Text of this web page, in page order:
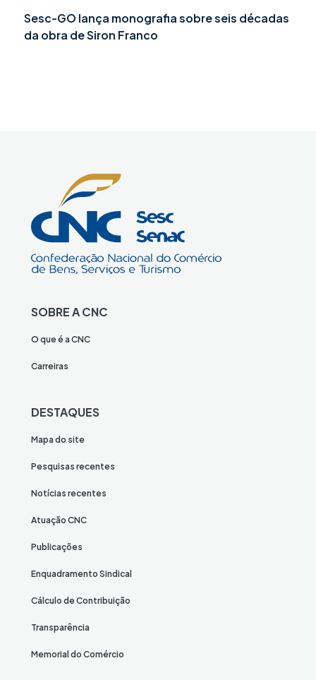
Sesc-GO lança monografia sobre seis décadas
da obra de Siron Franco
SOBRE A CNC
O que é a CNC
Carreiras
DESTAQUES
Mapa do site
Pesquisas recentes
Notícias recentes
Atuação CNC
Publicações
Enquadramento Sindical
Cálculo de Contribuição
Transparência
Memorial do Comércio